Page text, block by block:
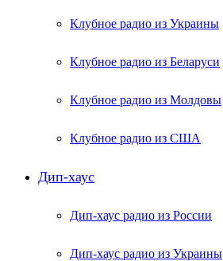
Клубное радио из Украины
Клубное радио из Беларуси
Клубное радио из Молдовы
Клубное радио из США
Дип-хаус
Дип-хаус радио из России
Дип-хаус радио из Украины